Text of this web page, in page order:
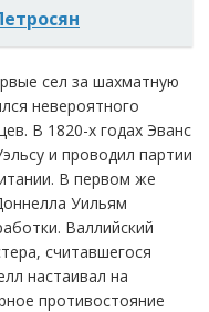
сел за шахматную
невероятного
В 1820-х годах Эванс
и проводил партии
В первом же
Уильям
Валлийский
считавшегося
настаивал на
противостояние